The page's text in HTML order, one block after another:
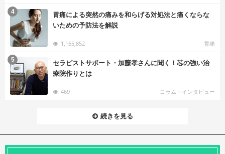
胃痛による突然の痛みを和らげる対処法と痛くならな
いための予防法を解説
1,165,852 胃痛
4
セラピストサポート・加藤孝さんに聞く！芯の強い治
療院作りとは
469 コラム・インタビュー
5
続きを見る